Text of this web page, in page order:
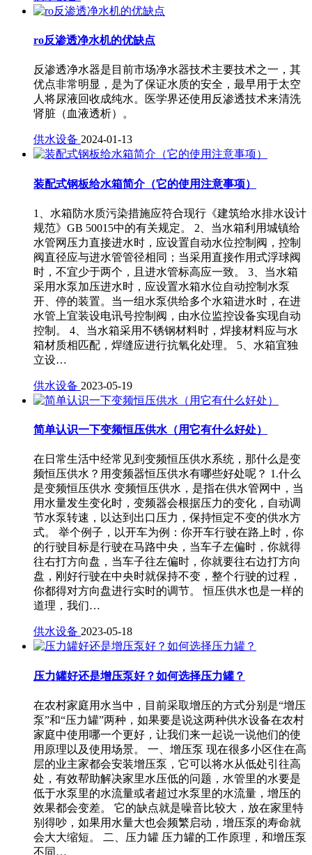
ro反渗透净水机的优缺点
反渗透净水器是目前市场净水器技术主要技术之一，其
优点非常明显，是为了保证水质的安全，最早用于太空
人将尿液回收成纯水。医学界还使用反渗透技术来清洗
肾脏（血液透析）。
供水设备 2024-01-13
装配式钢板给水箱简介（它的使用注意事项）
1、水箱防水质污染措施应符合现行《建筑给水排水设计
规范》GB 50015中的有关规定。 2、当水箱利用城镇给
水管网压力直接进水时，应设置自动水位控制阀，控制
阀直径应与进水管管径相同；当采用直接作用式浮球阀
时，不宜少于两个，且进水管标高应一致。 3、当水箱
采用水泵加压进水时，应设置水箱水位自动控制水泵
开、停的装置。当一组水泵供给多个水箱进水时，在进
水管上宜装设电讯号控制阀，由水位监控设备实现自动
控制。 4、当水箱采用不锈钢材料时，焊接材料应与水
箱材质相匹配，焊缝应进行抗氧化处理。 5、水箱宜独
立设…
供水设备 2023-05-19
简单认识一下变频恒压供水（用它有什么好处）
在日常生活中经常见到变频恒压供水系统，那什么是变
频恒压供水？用变频器恒压供水有哪些好处呢？ 1.什么
是变频恒压供水 变频恒压供水，是指在供水管网中，当
用水量发生变化时，变频器会根据压力的变化，自动调
节水泵转速，以达到出口压力，保持恒定不变的供水方
式。 举个例子，以开车为例：你开车行驶在路上时，你
的行驶目标是行驶在马路中央，当车子左偏时，你就得
往右打方向盘，当车子往左偏时，你就要往右边打方向
盘，刚好行驶在中央时就保持不变，整个行驶的过程，
你都得对方向盘进行实时的调节。 恒压供水也是一样的
道理，我们…
供水设备 2023-05-18
压力罐好还是增压泵好？如何选择压力罐？
在农村家庭用水当中，目前采取增压的方式分别是“增压
泵”和“压力罐”两种，如果要是说这两种供水设备在农村
家庭中使用哪一个更好，让我们来一起说一说他们的使
用原理以及使用场景。 一、增压泵 现在很多小区住在高
层的业主家都会安装增压泵，它可以将水从低处引往高
处，有效帮助解决家里水压低的问题，水管里的水要是
低于水泵里的水流量或者超过水泵里的水流量，增压的
效果都会变差。 它的缺点就是噪音比较大，放在家里特
别得吵，如果用水量大也会频繁启动，增压泵的寿命就
会大大缩短。 二、压力罐 压力罐的工作原理，和增压泵
不同…